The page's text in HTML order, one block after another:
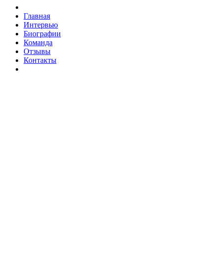
Главная
Интервью
Биографии
Команда
Отзывы
Контакты